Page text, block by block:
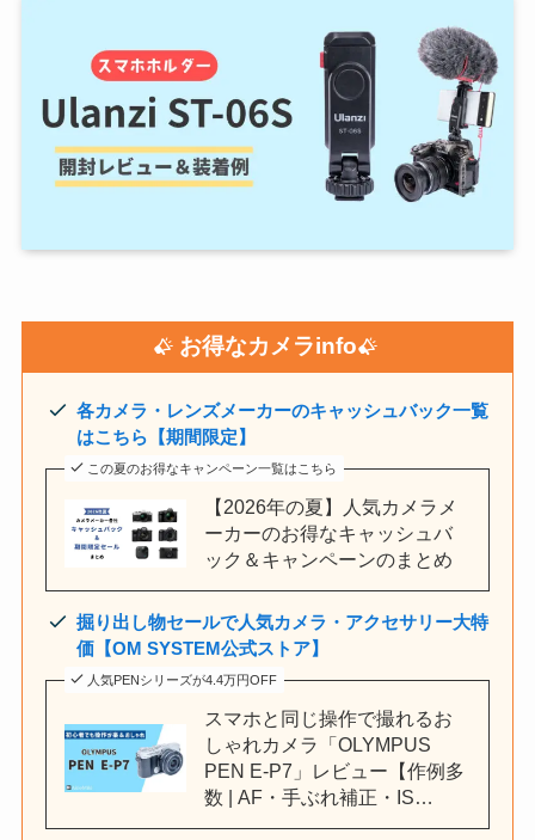
お得なカメラinfo
各カメラ・レンズメーカーのキャッシュバック一覧
はこちら【期間限定】
この夏のお得なキャンペーン一覧はこちら
【2026年の夏】人気カメラメ
ーカーのお得なキャッシュバ
ック＆キャンペーンのまとめ
掘り出し物セールで人気カメラ・アクセサリー大特
価【OM SYSTEM公式ストア】
人気PENシリーズが4.4万円OFF
スマホと同じ操作で撮れるお
しゃれカメラ「OLYMPUS
PEN E-P7」レビュー【作例多
数 | AF・手ぶれ補正・IS…